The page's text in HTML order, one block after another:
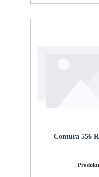
Contura 556